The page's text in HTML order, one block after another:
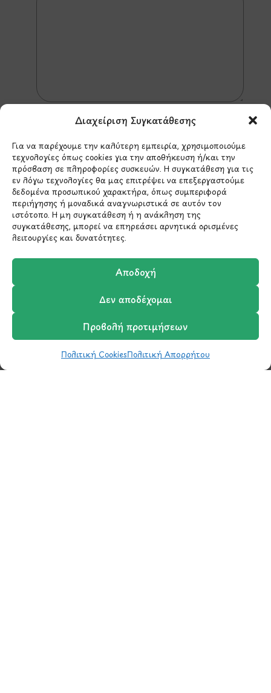
Διαχείριση Συγκατάθεσης
Για να παρέχουμε την καλύτερη εμπειρία, χρησιμοποιούμε
τεχνολογίες όπως cookies για την αποθήκευση ή/και την
πρόσβαση σε πληροφορίες συσκευών. Η συγκατάθεση για τις
εν λόγω τεχνολογίες θα μας επιτρέψει να επεξεργαστούμε
δεδομένα προσωπικού χαρακτήρα, όπως συμπεριφορά
περιήγησης ή μοναδικά αναγνωριστικά σε αυτόν τον
ιστότοπο. Η μη συγκατάθεση ή η ανάκληση της
συγκατάθεσης, μπορεί να επηρεάσει αρνητικά ορισμένες
λειτουργίες και δυνατότητες.
Αποδοχή
Δεν αποδέχομαι
Προβολή προτιμήσεων
Πολιτική CookiesΠολιτική Απορρήτου
*Αυτός ο ιστότοπος προστατεύεται από το σύστημα
reCAPTCHA και ισχύουν η Πολιτική Απορρήτουκαι οι
Όροι Παροχής Υπηρεσιώντης Google.
ΣΤΟΙΧΕΙΑ ΕΠΙΚΟΙΝΩΝΙΑΣ
Holargos Center (Ισόγειο)
Λ.Περικλέους 56,
210 6522282
info@ypografi.com
ΚαλάθιΣύγκριση
Ο Λογαριασμός μου